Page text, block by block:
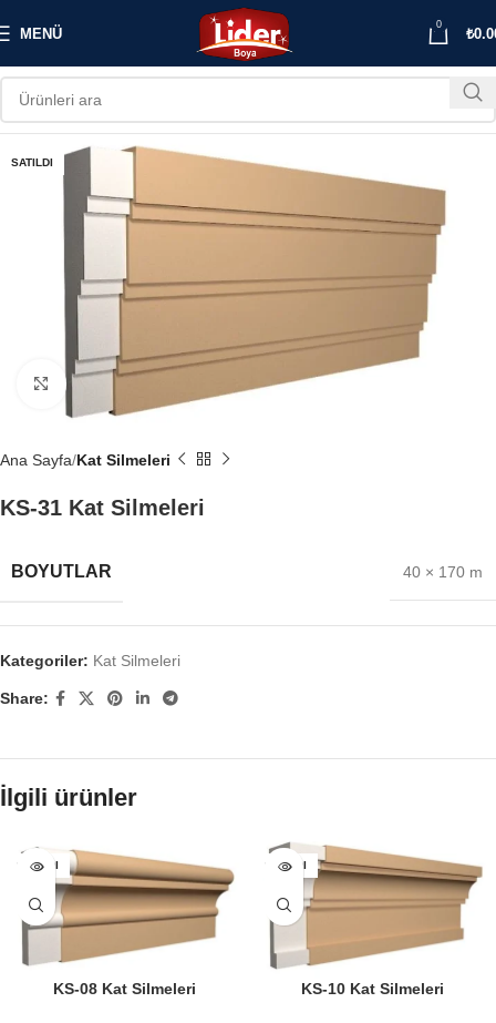
MENÜ
0
₺
SATILDI
Büyütmek için tıklayın
Ana Sayfa Kat Silmeleri
KS-31 Kat Silmeleri
BOYUTLAR 40 × 170 m
Kategoriler: Kat Silmeleri
Share:
İlgili ürünler
SATILDI
KS-08 Kat Silmeleri
SATILDI
KS-10 Kat Silmeleri